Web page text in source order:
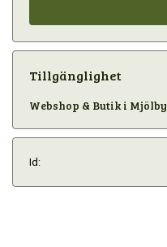
Tillgänglighet
Webshop & Butik i Mjölby
Id: